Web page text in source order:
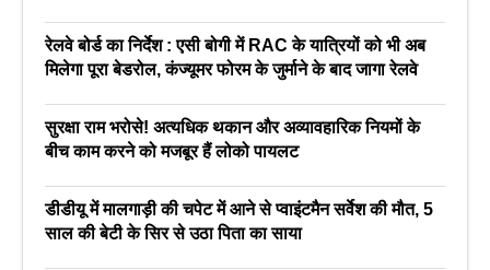
रेलवे बोर्ड का निर्देश : एसी बोगी में RAC के यात्रियों को भी अब
मिलेगा पूरा बेडरोल, कंज्यूमर फोरम के जुर्माने के बाद जागा रेलवे
सुरक्षा राम भरोसे! अत्यधिक थकान और अव्यावहारिक नियमों के
बीच काम करने को मजबूर हैं लोको पायलट
डीडीयू में मालगाड़ी की चपेट में आने से प्वाइंटमैन सर्वेश की मौत, 5
साल की बेटी के सिर से उठा पिता का साया